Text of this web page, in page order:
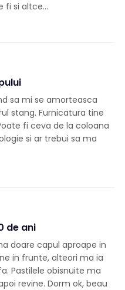
fi si altce...
sa mi se amorteasca
stang. Furnicatura tine
fi ceva de la coloana
si ar trebui sa ma
de ani
doare capul aproape in
in frunte, alteori ma ia
Pastilele obisnuite ma
revine. Dorm ok, beau